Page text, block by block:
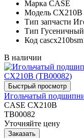
Марка CASE
Модель CX210B
Тип запчасти
Тип Гусеничный
Код
В наличии
Игольчатый
CASE CX210B
TB00082
Уточняйте цену